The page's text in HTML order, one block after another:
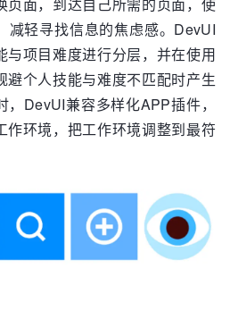
减轻寻找信息的焦虑感。DevUI
与项目难度进行分层，并在使用
避个人技能与难度不匹配时产生
DevUI兼容多样化APP插件，
作环境，把工作环境调整到最符